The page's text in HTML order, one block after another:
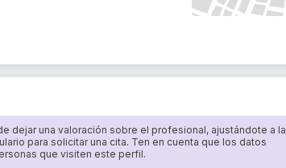
dejar una valoración sobre el profesional, ajustándote a la
para solicitar una cita. Ten en cuenta que los datos
que visiten este perfil.